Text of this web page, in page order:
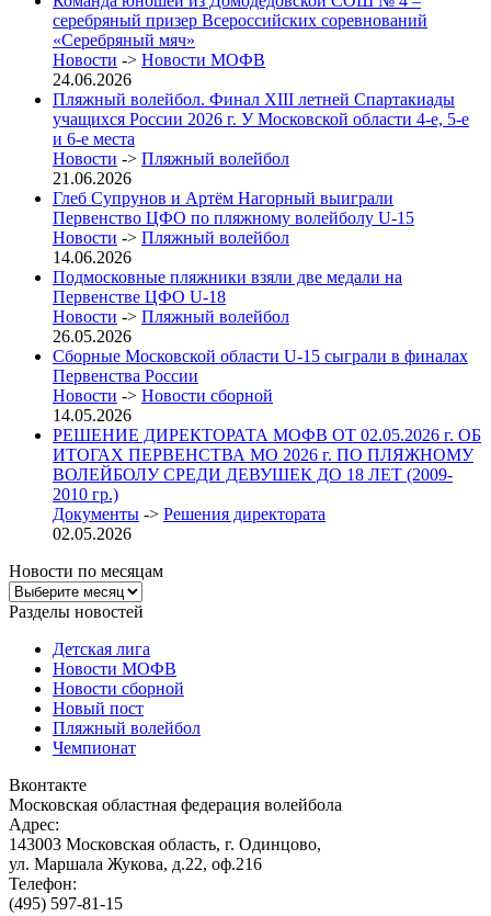
серебряный призер Всероссийских соревнований
«Серебряный мяч»
Новости -> Новости МОФВ
24.06.2026
Пляжный волейбол. Финал XIII летней Спартакиады
учащихся России 2026 г. У Московской области 4-е, 5-е
и 6-е места
Новости -> Пляжный волейбол
21.06.2026
Глеб Супрунов и Артём Нагорный выиграли
Первенство ЦФО по пляжному волейболу U-15
Новости -> Пляжный волейбол
14.06.2026
Подмосковные пляжники взяли две медали на
Первенстве ЦФО U-18
Новости -> Пляжный волейбол
26.05.2026
Сборные Московской области U-15 сыграли в финалах
Первенства России
Новости -> Новости сборной
14.05.2026
РЕШЕНИЕ ДИРЕКТОРАТА МОФВ ОТ 02.05.2026 г. ОБ
ИТОГАХ ПЕРВЕНСТВА МО 2026 г. ПО ПЛЯЖНОМУ
ВОЛЕЙБОЛУ СРЕДИ ДЕВУШЕК ДО 18 ЛЕТ (2009-
2010 гр.)
Документы -> Решения директората
02.05.2026
Новости по месяцам
Новости
по
Разделы новостей
Детская лига
Новости МОФВ
Новости сборной
Новый пост
Пляжный волейбол
Чемпионат
Вконтакте
Московская областная федерация волейбола
Адрес:
143003 Московская область, г. Одинцово,
ул. Маршала Жукова, д.22, оф.216
Телефон:
(495) 597-81-15